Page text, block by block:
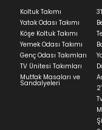
Koltuk Takımı
Yatak Odası Takımı
Köşe Koltuk Takımı
Yemek Odası Takımı
Genç Odası Takımları
TV Ünitesi Takımları
Mutfak Masaları ve
Sandalyeleri